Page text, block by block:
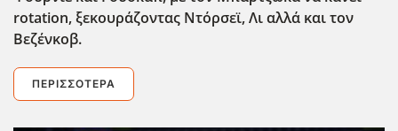
rotation, ξεκουράζοντας Ντόρσεϊ, Λι αλλά και τον
Βεζένκοβ.
ΠΕΡΙΣΣΌΤΕΡΑ